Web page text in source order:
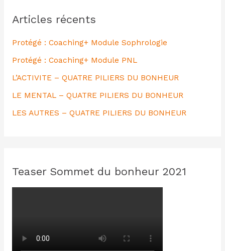
e
:
Articles récents
Protégé : Coaching+ Module Sophrologie
Protégé : Coaching+ Module PNL
L’ACTIVITE – QUATRE PILIERS DU BONHEUR
LE MENTAL – QUATRE PILIERS DU BONHEUR
LES AUTRES – QUATRE PILIERS DU BONHEUR
Teaser Sommet du bonheur 2021